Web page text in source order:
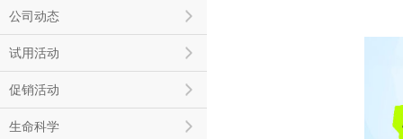
公司动态
试用活动
促销活动
生命科学